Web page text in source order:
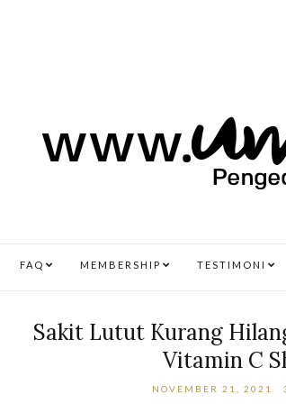
FAQ MEMBERSHIP TESTIMONI
Sakit Lutut Kurang
Vitamin C
NOVEMBER 21, 2021